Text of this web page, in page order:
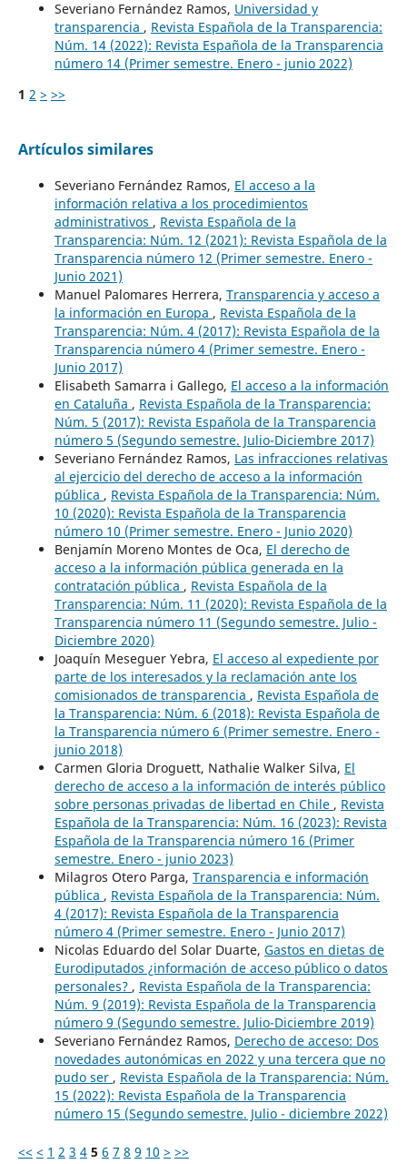
Severiano Fernández Ramos, Universidad y
transparencia , Revista Española de la Transparencia:
Núm. 14 (2022): Revista Española de la Transparencia
número 14 (Primer semestre. Enero - junio 2022)
1 2 > >>
Artículos similares
Severiano Fernández Ramos, El acceso a la
información relativa a los procedimientos
administrativos , Revista Española de la
Transparencia: Núm. 12 (2021): Revista Española de la
Transparencia número 12 (Primer semestre. Enero -
Junio 2021)
Manuel Palomares Herrera, Transparencia y acceso a
la información en Europa , Revista Española de la
Transparencia: Núm. 4 (2017): Revista Española de la
Transparencia número 4 (Primer semestre. Enero -
Junio 2017)
Elisabeth Samarra i Gallego, El acceso a la información
en Cataluña , Revista Española de la Transparencia:
Núm. 5 (2017): Revista Española de la Transparencia
número 5 (Segundo semestre. Julio-Diciembre 2017)
Severiano Fernández Ramos, Las infracciones relativas
al ejercicio del derecho de acceso a la información
pública , Revista Española de la Transparencia: Núm.
10 (2020): Revista Española de la Transparencia
número 10 (Primer semestre. Enero - Junio 2020)
Benjamín Moreno Montes de Oca, El derecho de
acceso a la información pública generada en la
contratación pública , Revista Española de la
Transparencia: Núm. 11 (2020): Revista Española de la
Transparencia número 11 (Segundo semestre. Julio -
Diciembre 2020)
Joaquín Meseguer Yebra, El acceso al expediente por
parte de los interesados y la reclamación ante los
comisionados de transparencia , Revista Española de
la Transparencia: Núm. 6 (2018): Revista Española de
la Transparencia número 6 (Primer semestre. Enero -
junio 2018)
Carmen Gloria Droguett, Nathalie Walker Silva, El
derecho de acceso a la información de interés público
sobre personas privadas de libertad en Chile , Revista
Española de la Transparencia: Núm. 16 (2023): Revista
Española de la Transparencia número 16 (Primer
semestre. Enero - junio 2023)
Milagros Otero Parga, Transparencia e información
pública , Revista Española de la Transparencia: Núm.
4 (2017): Revista Española de la Transparencia
número 4 (Primer semestre. Enero - Junio 2017)
Nicolas Eduardo del Solar Duarte, Gastos en dietas de
Eurodiputados ¿información de acceso público o datos
personales? , Revista Española de la Transparencia:
Núm. 9 (2019): Revista Española de la Transparencia
número 9 (Segundo semestre. Julio-Diciembre 2019)
Severiano Fernández Ramos, Derecho de acceso: Dos
novedades autonómicas en 2022 y una tercera que no
pudo ser , Revista Española de la Transparencia: Núm.
15 (2022): Revista Española de la Transparencia
número 15 (Segundo semestre. Julio - diciembre 2022)
<< < 1 2 3 4 5 6 7 8 9 10 > >>